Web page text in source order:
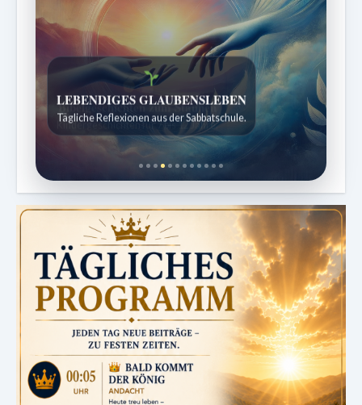
Bibelgeschichten zum Staunen
Kindergeschichten für 7 bis 12 Jahre.